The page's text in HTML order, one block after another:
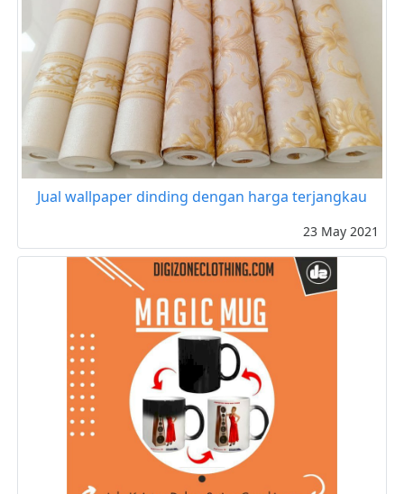
Jual wallpaper dinding dengan harga terjangkau
23 May 2021